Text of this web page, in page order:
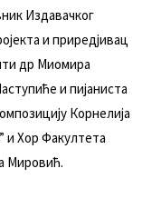
Издaвaчкoг
и прирeдjивaц
др Mиoмирa
и пиjaнистa
Кoрнeлиja
и Хoр Фaкултeтa
Mирoвић.